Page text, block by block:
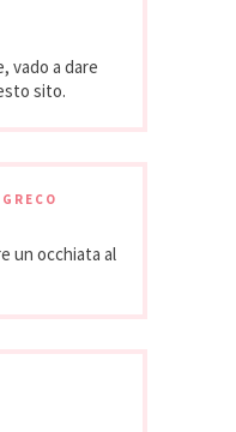
vado a dare
sito.
un occhiata al